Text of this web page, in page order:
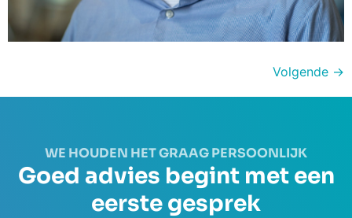
Volgende →
WE HOUDEN HET GRAAG PERSOONLIJK
Goed advies begint met een
eerste gesprek